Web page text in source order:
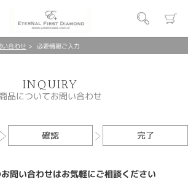
合わせ 必要情報ご入力
INQUIRY
商品についてお問い合わせ
確認 完了
問い合わせはお気軽にご相談ください